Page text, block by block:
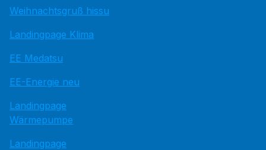
Weihnachtsgruß hissu
Landingpage Klima
EE Medatsu
EE-Energie neu
Landingpage
Wärmepumpe
Landingpage